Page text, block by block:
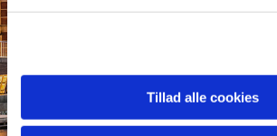
Tillad alle cookies
not
en
pu